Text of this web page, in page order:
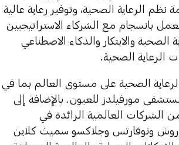
الرعاية الصحية، وتوفير رعاية عالية
بانسجام مع الشركاء الاستراتيجيين
والابتكار والذكاء الاصطناعي
الرعاية الصحية.
الصحية على مستوى العالم بما في
مورفيلدز للعيون. بالإضافة إلى
الشركات العالمية الرائدة في
وروش ونوفارتس وجلاكسو سميث كلاين